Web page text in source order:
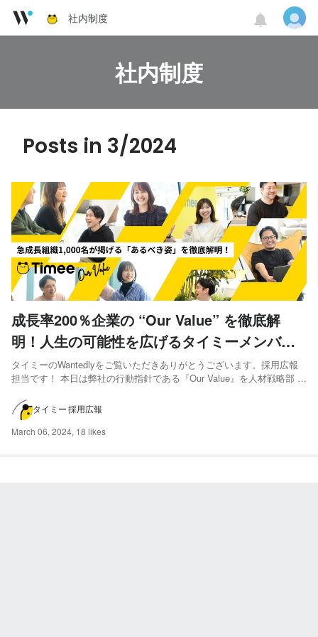
社内制度
社内制度
Posts in 3/2024
成長率200％企業の “Our Value” を徹底解
明！人生の可能性を広げるタイミーメンバー
の価値観に迫る
タイミーのWantedlyをご覧いただきありがとうございます。採用広報
担当です！ 本日は弊社の行動指針である『Our Value』を人材戦略部 部
ーならではの組織風土や、メンバーの想いが社会にどのようなインパク
トを与えているかに注目してみてください！...
タイミー 採用広報
March 06, 2024, 18 likes